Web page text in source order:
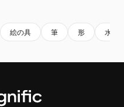
絵の具 筆 形 水彩